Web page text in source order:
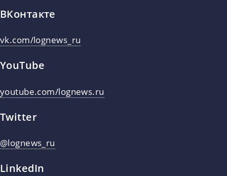
ВКонтакте
vk.com/lognews_ru
YouTube
youtube.com/lognews.ru
Twitter
@lognews_ru
LinkedIn